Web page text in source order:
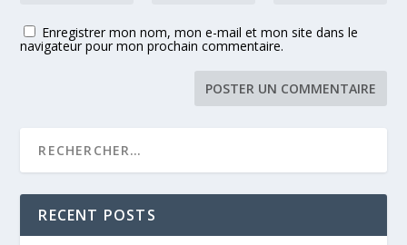
Enregistrer mon nom, mon e-mail et mon site dans le
navigateur pour mon prochain commentaire.
RECENT POSTS